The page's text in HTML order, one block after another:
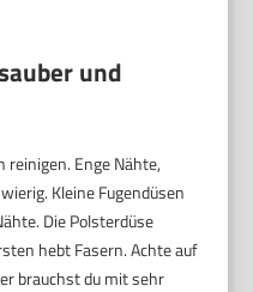
und
reinigen. Enge Nähte,
Kleine Fugendüsen
Die Polsterdüse
hebt Fasern. Achte auf
brauchst du mit sehr